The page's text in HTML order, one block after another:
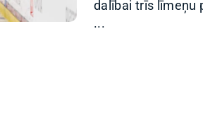
dalībai trīs līmeņu
...